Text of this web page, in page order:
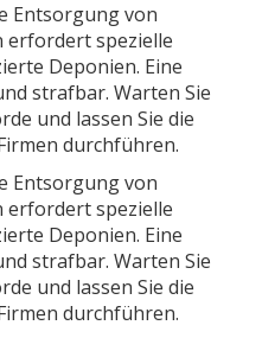
Entsorgung von
erfordert spezielle
Deponien. Eine
strafbar. Warten Sie
und lassen Sie die
durchführen.
Entsorgung von
erfordert spezielle
Deponien. Eine
strafbar. Warten Sie
und lassen Sie die
durchführen.